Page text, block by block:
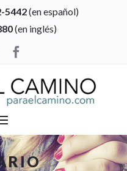
5442(en español)
(en inglés)
